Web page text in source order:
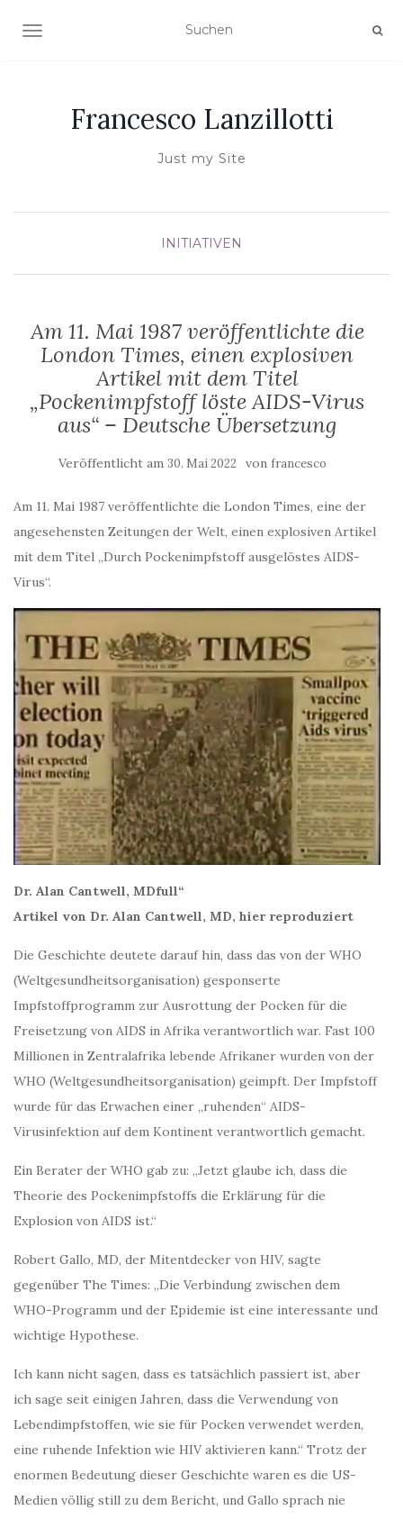
NAVIGATION UMSCHALTEN
Francesco Lanzillotti
Just my Site
INITIATIVEN
Am 11. Mai 1987 veröffentlichte die
London Times, einen explosiven
Artikel mit dem Titel
„Pockenimpfstoff löste AIDS-Virus
aus“ – Deutsche Übersetzung
Veröffentlicht am 30. Mai 2022 von francesco
Am 11. Mai 1987 veröffentlichte die London Times, eine der
angesehensten Zeitungen der Welt, einen explosiven Artikel
mit dem Titel „Durch Pockenimpfstoff ausgelöstes AIDS-
Virus“.
Dr. Alan Cantwell, MDfull“
Artikel von Dr. Alan Cantwell, MD, hier reproduziert
Die Geschichte deutete darauf hin, dass das von der WHO
(Weltgesundheitsorganisation) gesponserte
Impfstoffprogramm zur Ausrottung der Pocken für die
Freisetzung von AIDS in Afrika verantwortlich war. Fast 100
Millionen in Zentralafrika lebende Afrikaner wurden von der
WHO (Weltgesundheitsorganisation) geimpft. Der Impfstoff
wurde für das Erwachen einer „ruhenden“ AIDS-
Virusinfektion auf dem Kontinent verantwortlich gemacht.
Ein Berater der WHO gab zu: „Jetzt glaube ich, dass die
Theorie des Pockenimpfstoffs die Erklärung für die
Explosion von AIDS ist.“
Robert Gallo, MD, der Mitentdecker von HIV, sagte
gegenüber The Times: „Die Verbindung zwischen dem
WHO-Programm und der Epidemie ist eine interessante und
wichtige Hypothese.
Ich kann nicht sagen, dass es tatsächlich passiert ist, aber
ich sage seit einigen Jahren, dass die Verwendung von
Lebendimpfstoffen, wie sie für Pocken verwendet werden,
eine ruhende Infektion wie HIV aktivieren kann.“ Trotz der
enormen Bedeutung dieser Geschichte waren es die US-
Medien völlig still zu dem Bericht, und Gallo sprach nie